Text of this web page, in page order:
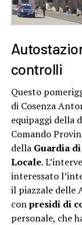
controlli
Questo
di Cosenza
equipaggi della
Comando
della Guardia
Locale.
interessato
il piazzale delle
conpresidi di
personale, che